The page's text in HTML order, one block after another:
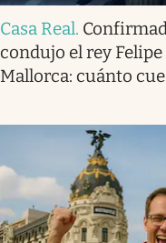
Casa Real.
condujo el rey
Mallorca: cuánto